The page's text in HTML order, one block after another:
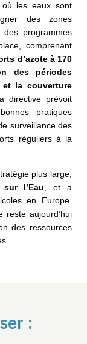
où les eaux sont
des zones
des programmes
comprenant
d’azote à 170
des périodes
et la couverture
directive prévoit
pratiques
surveillance des
réguliers à la
plus large,
l’Eau , et a
en Europe.
reste aujourd’hui
des ressources
: